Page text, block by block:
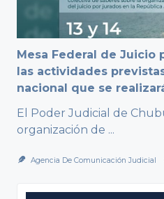
Mesa Federal de Juicio
las actividades
nacional que se
El Poder Judicial de
organización de ...
Agencia De Comunicación Judicial